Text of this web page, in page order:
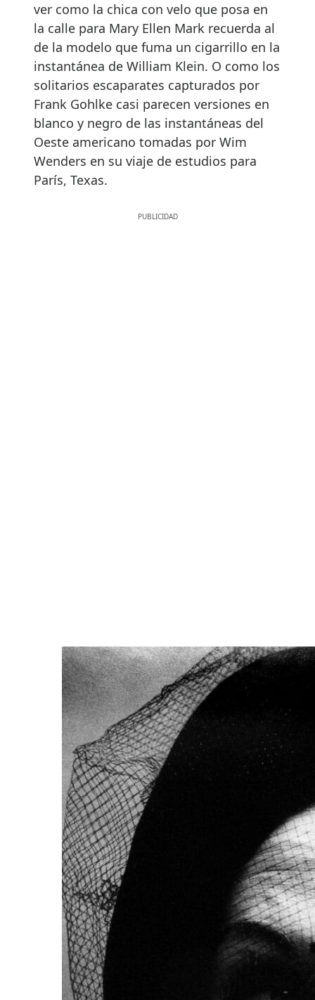
ver como la chica con velo que posa en
la calle para Mary Ellen Mark recuerda al
de la modelo que fuma un cigarrillo en la
instantánea de William Klein. O como los
solitarios escaparates capturados por
Frank Gohlke casi parecen versiones en
blanco y negro de las instantáneas del
Oeste americano tomadas por Wim
Wenders en su viaje de estudios para
París, Texas.